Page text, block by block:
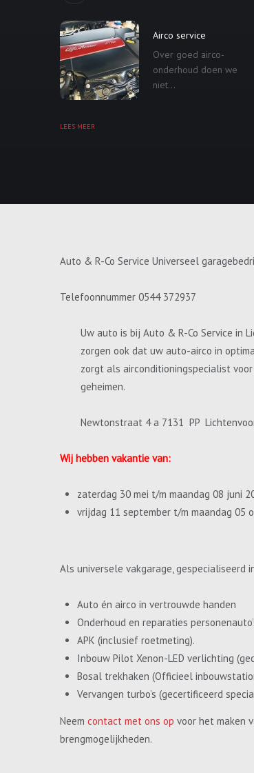
Airco service
Over goed airco-
onderhoud doen we
niet...
LEES MEER
Auto & R-Co Service Universeel
Telefoonnummer 0544 372937
Uw auto is bij Auto & R-Co Service in
zorgen ook dat uw auto-airco in
zorgt als airconditioningspecialist
geheimen.
Newtonstraat 4 a 7131 PP
Wij hebben vakantie van:
zaterdag 30 mei t/m maandag 08 juni
vrijdag 11 september t/m maandag 05
Als universele vakgarage, gespecialiseerd
Auto én airco in vertrouwde handen
Onderhoud en reparaties
APK (inclusief roetmeting).
Inbouw Pilot Xenon-LED verlichting
Bosal trekhaken (Officieel
Vervangen turbo’s (gecertificeerd
Neem contact met ons op voor het maken
brengmogelijkheden.